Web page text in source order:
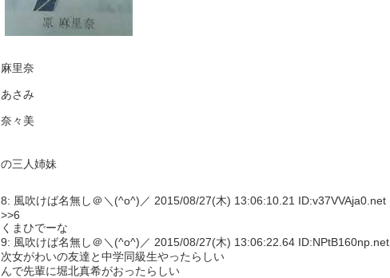
麻里奈
あさみ
奈々美
の三人姉妹
8: 風吹けば名無し＠＼(^o^)／ 2015/08/27(木) 13:06:10.21 ID:v37VVAja0.net
>>6
くまひでーな
9: 風吹けば名無し＠＼(^o^)／ 2015/08/27(木) 13:06:22.64 ID:NPtB160np.net
次女がわいの友達と中学同級生やったらしい
んで先輩に堀北真希がおったらしい